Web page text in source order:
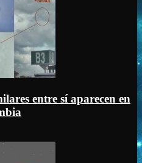
entre sí aparecen en